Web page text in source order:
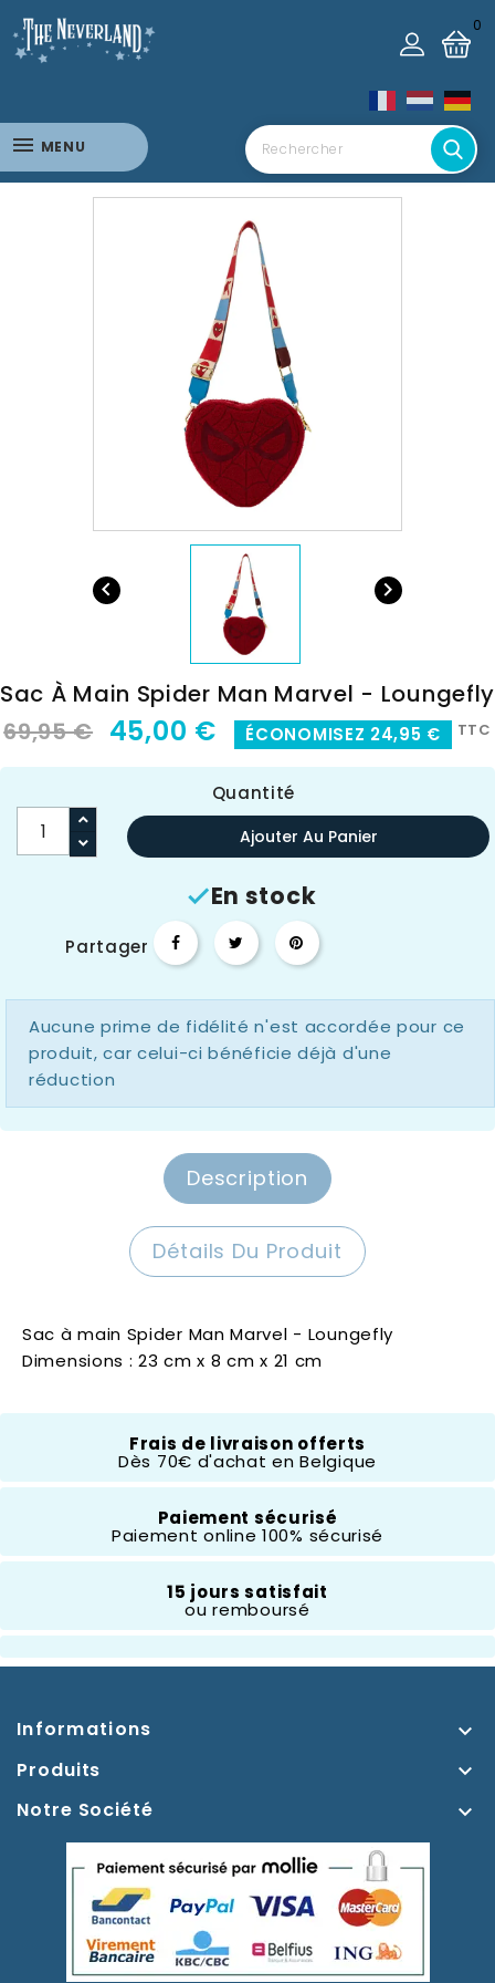
0
MENU
 
Sac À Main Spider Man Marvel - Loungefly
69,95 € 45,00 € ÉCONOMISEZ 24,95 € TTC
Quantité
Ajouter Au Panier
En stock
Partager
Aucune prime de fidélité n'est accordée pour ce
produit, car celui-ci bénéficie déjà d'une
réduction
Description
Détails Du Produit
Sac à main Spider Man Marvel - Loungefly
Dimensions : 23 cm x 8 cm x 21 cm
Marvel
Spiderman
Type D'accessoires Sac À Dos
Frais de livraison offerts
Dès 70€ d'achat en Belgique
Paiement sécurisé
Paiement online 100% sécurisé
15 jours satisfait
ou remboursé
Informations 
Produits 
Notre Société 